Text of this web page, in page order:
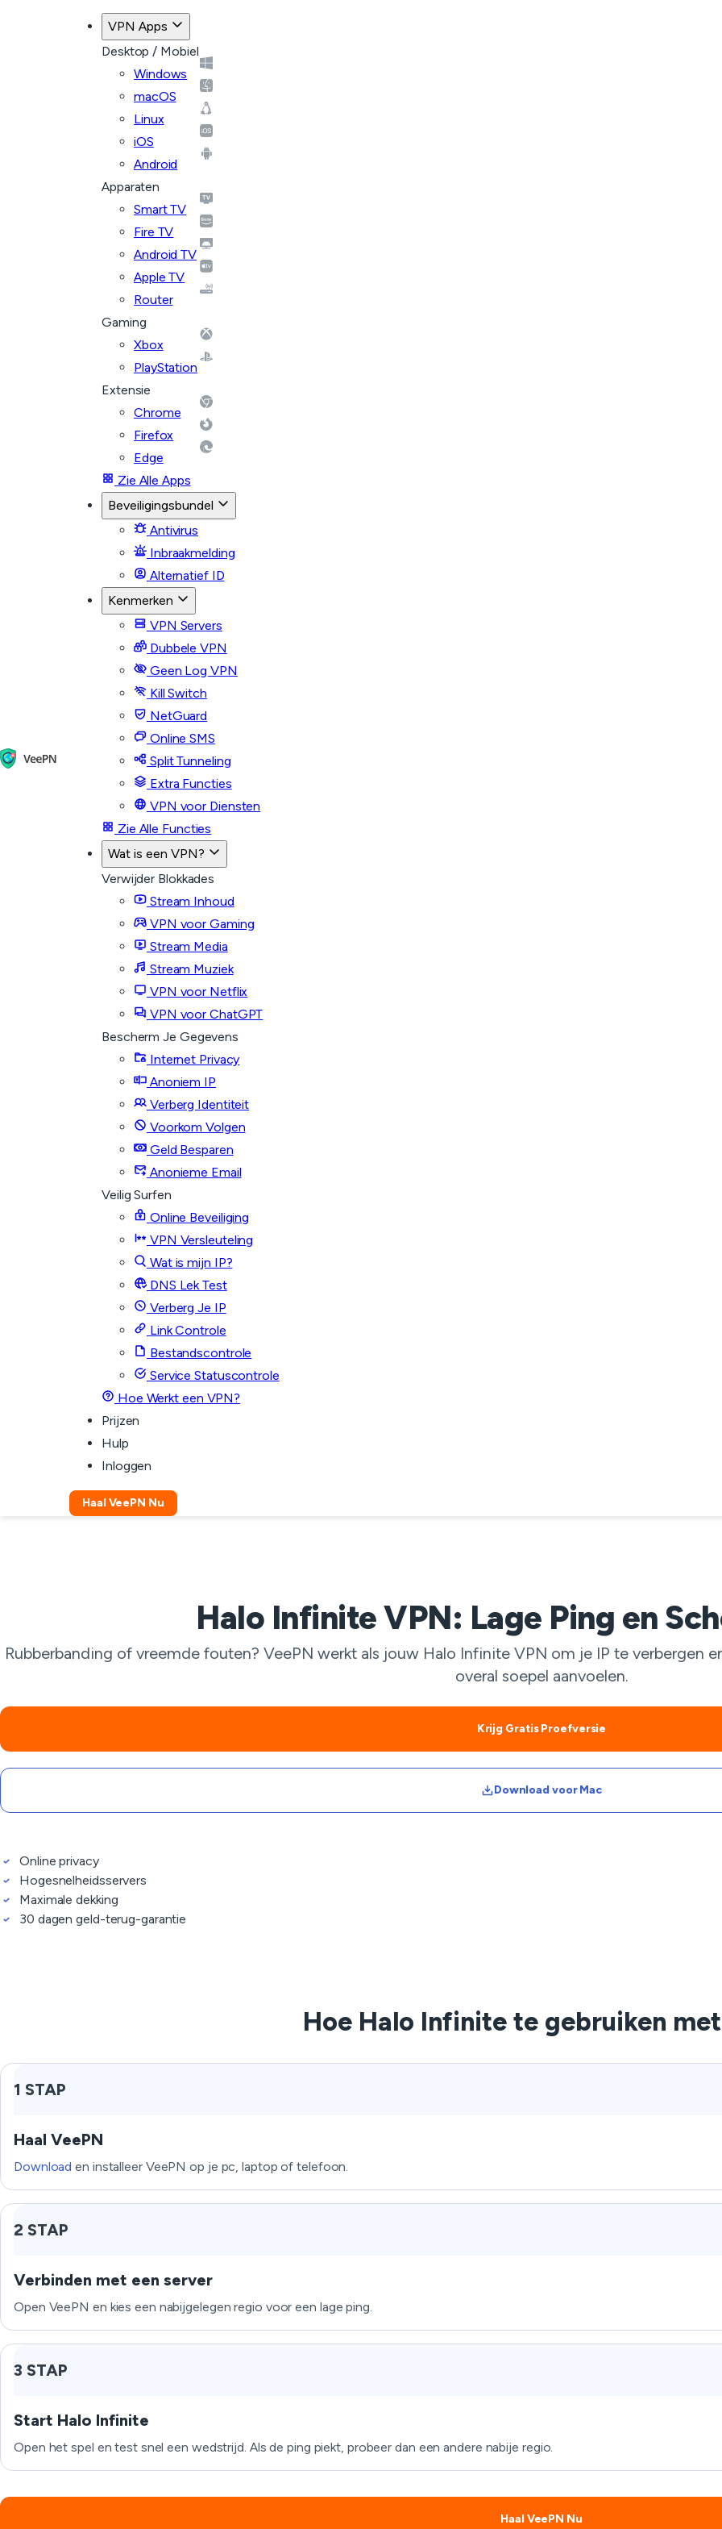
VPN Apps
Desktop / Mobiel
Windows
macOS
Linux
iOS
Android
Apparaten
Smart TV
Fire TV
Android TV
Apple TV
Router
Gaming
Xbox
PlayStation
Extensie
Chrome
Firefox
Edge
Zie Alle Apps
Beveiligingsbundel
Antivirus
Inbraakmelding
Alternatief ID
Kenmerken
VPN Servers
Dubbele VPN
Geen Log VPN
Kill Switch
NetGuard
Online SMS
Split Tunneling
Extra Functies
VPN voor Diensten
Zie Alle Functies
Wat is een VPN?
Verwijder Blokkades
Stream Inhoud
VPN voor Gaming
Stream Media
Stream Muziek
VPN voor Netflix
VPN voor ChatGPT
Bescherm Je Gegevens
Internet Privacy
Anoniem IP
Verberg Identiteit
Voorkom Volgen
Geld Besparen
Anonieme Email
Veilig Surfen
Online Beveiliging
VPN Versleuteling
Wat is mijn IP?
DNS Lek Test
Verberg Je IP
Link Controle
Bestandscontrole
Service Statuscontrole
Hoe Werkt een VPN?
Prijzen
Hulp
Inloggen
Haal VeePN Nu
Halo Infinite VPN: Lage Ping en
Rubberbanding of vreemde fouten? VeePN werkt als jouw Halo Infinite VPN om je IP te verbergen
overal soepel aanvoelen.
Krijg Gratis Proefversie
Download voor Mac
Online privacy
Hogesnelheidsservers
Maximale dekking
30 dagen geld-terug-garantie
Hoe Halo Infinite te gebruiken
1 STAP
Haal VeePN
Download en installeer VeePN op je pc, laptop of telefoon.
2 STAP
Verbinden met een server
Open VeePN en kies een nabijgelegen regio voor een lage ping.
3 STAP
Start Halo Infinite
Open het spel en test snel een wedstrijd. Als de ping piekt, probeer dan een andere nabije regio.
Haal VeePN Nu